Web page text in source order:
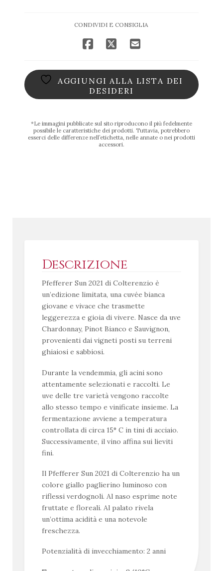
CONDIVIDI E CONSIGLIA
AGGIUNGI ALLA LISTA DEI
DESIDERI
*Le immagini pubblicate sul sito riproducono il più fedelmente
possibile le caratteristiche dei prodotti. Tuttavia, potrebbero
esserci delle differenze nell’etichetta, nelle annate o nei prodotti
accessori.
Descrizione
Pfefferer Sun 2021 di Colterenzio è
un’edizione limitata, una cuvée bianca
giovane e vivace che trasmette
leggerezza e gioia di vivere. Nasce da uve
Chardonnay, Pinot Bianco e Sauvignon,
provenienti dai vigneti posti su terreni
ghiaiosi e sabbiosi.
Durante la vendemmia, gli acini sono
attentamente selezionati e raccolti. Le
uve delle tre varietà vengono raccolte
allo stesso tempo e vinificate insieme. La
fermentazione avviene a temperatura
controllata di circa 15° C in tini di acciaio.
Successivamente, il vino affina sui lieviti
fini.
Il Pfefferer Sun 2021 di Colterenzio ha un
colore giallo paglierino luminoso con
riflessi verdognoli. Al naso esprime note
fruttate e floreali. Al palato rivela
un’ottima acidità e una notevole
freschezza.
Potenzialità di invecchiamento: 2 anni